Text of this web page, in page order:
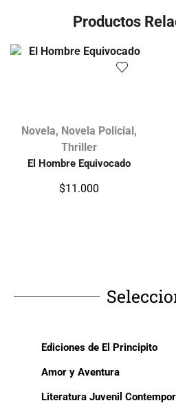
Productos
Novela, Novela Policial,
Thriller
El Hombre Equivocado
$11.000
Ediciones de El Principito
Amor y Aventura
Literatura Juvenil